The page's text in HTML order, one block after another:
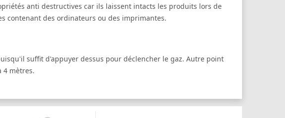
anti destructives car ils laissent intacts les produits lors de
contenant des ordinateurs ou des imprimantes.
suffit d'appuyer dessus pour déclencher le gaz. Autre point
4 mètres.